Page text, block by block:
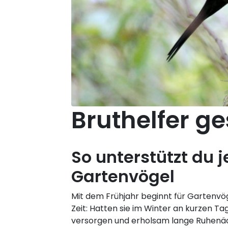
Bruthelfer
So unterstützt du
Gartenvögel
Mit dem Frühjahr beginnt für
Zeit: Hatten sie im Winter an kurzen
versorgen und erholsam lange